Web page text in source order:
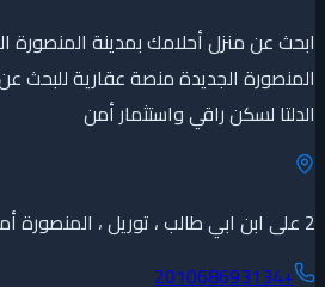
ابحث عن منزل أحلامك بمدينة المنصورة
المنصورة الجديدة منصة عقارية للبحث
الدلتا لسكن راقي واستثمار أمن
2 على ابن ابي طالب ، توريل ، المنصورة أمام مبني المحافظه
+201068693134